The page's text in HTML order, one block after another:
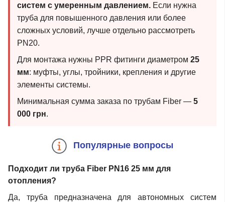
систем с умеренным давлением. Если нужна
труба для повышенного давления или более
сложных условий, лучше отдельно рассмотреть
PN20.
Для монтажа нужны PPR фитинги диаметром 25
мм: муфты, углы, тройники, крепления и другие
элементы системы.
Минимальная сумма заказа по трубам Fiber — 5
000 грн.
Популярные вопросы
Подходит ли труба Fiber PN16 25 мм для
отопления?
Да, труба предназначена для автономных систем